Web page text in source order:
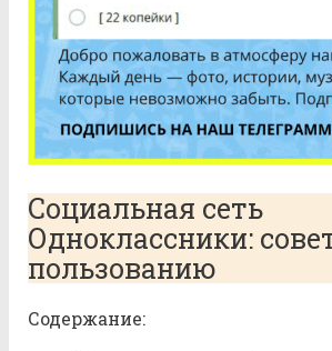
Социальная сеть
Одноклассники:
пользованию
Содержание: